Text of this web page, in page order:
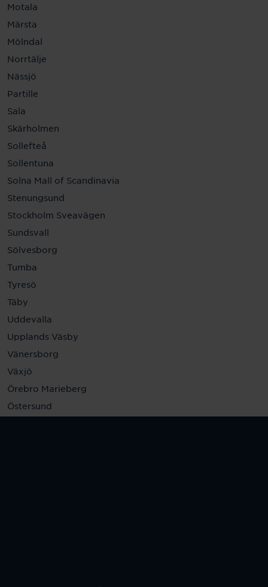
Motala
Märsta
Mölndal
Norrtälje
Nässjö
Partille
Sala
Skärholmen
Sollefteå
Sollentuna
Solna Mall of Scandinavia
Stenungsund
Stockholm Sveavägen
Sundsvall
Sölvesborg
Tumba
Tyresö
Täby
Uddevalla
Upplands Väsby
Vänersborg
Växjö
Örebro Marieberg
Östersund